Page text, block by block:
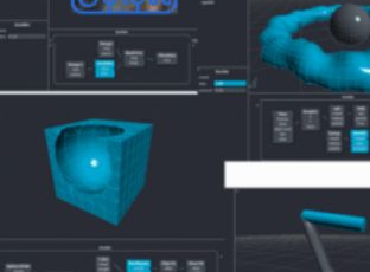
Unreal
やエデ
Unreal
ブラリや
スの